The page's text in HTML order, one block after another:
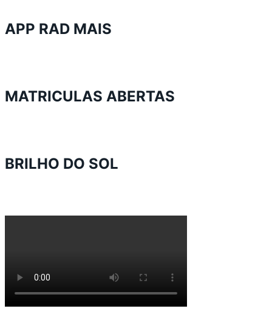
APP RAD MAIS
MATRICULAS ABERTAS
BRILHO DO SOL